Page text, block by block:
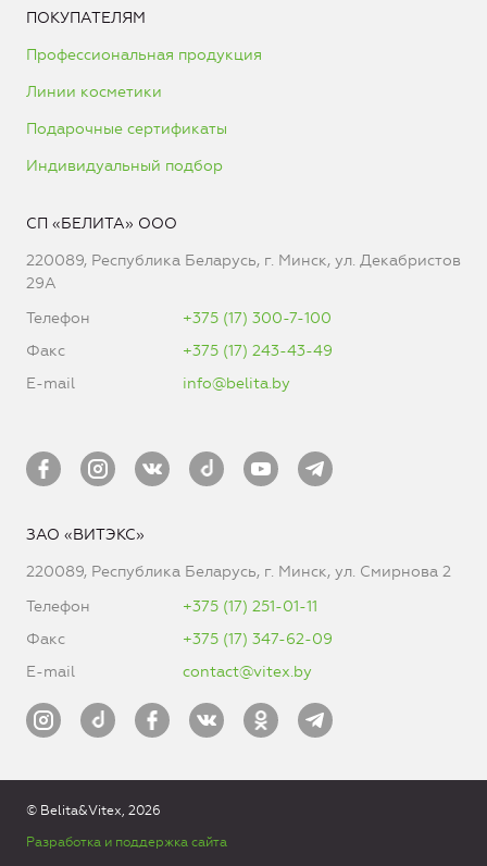
ПОКУПАТЕЛЯМ
Профессиональная продукция
Линии косметики
Подарочные сертификаты
Индивидуальный подбор
СП «БЕЛИТА» ООО
220089, Республика Беларусь, г. Минск, ул. Декабристов
29А
Телефон
+375 (17) 300-7-100
Факс
+375 (17) 243-43-49
E-mail
info@belita.by
ЗАО «ВИТЭКС»
220089, Республика Беларусь, г. Минск, ул. Смирнова 2
Телефон
+375 (17) 251-01-11
Факс
+375 (17) 347-62-09
E-mail
contact@vitex.by
© Belita&Vitex, 2026
Разработка и поддержка сайта